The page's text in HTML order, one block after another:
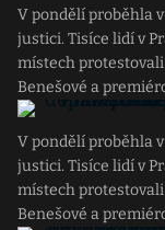
V pondělí proběhla
justici. Tisíce lidí v
místech
Benešové a
V pondělí proběhla
justici. Tisíce lidí v
místech
Benešové a